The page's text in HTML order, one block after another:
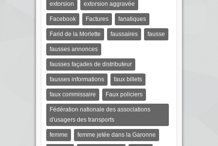
extorsion extorsion aggravée
Facebook Factures fanatiques
Farid de la Morlette faussaires fausse
fausses annonces
fausses façades de distributeur
fausses informations faux billets
faux commissaire Faux policiers
Fédération nationale des associations
d'usagers des transports
femme femme jetée dans la Garonne